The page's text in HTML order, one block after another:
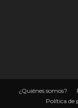
¿Quiénes somos?
Política de